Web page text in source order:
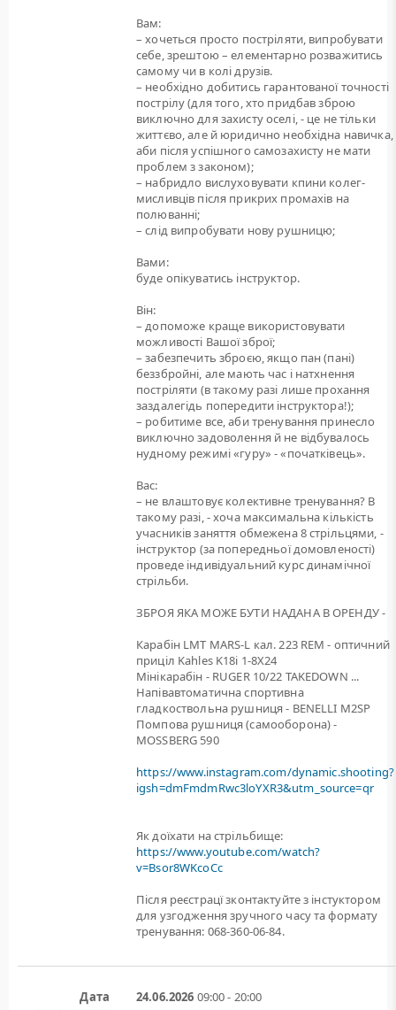
Вам:
– хочеться просто постріляти, випробувати
себе, зрештою – елементарно розважитись
самому чи в колі друзів.
– необхідно добитись гарантованої точності
пострілу (для того, хто придбав зброю
виключно для захисту оселі, - це не тільки
життєво, але й юридично необхідна навичка,
аби після успішного самозахисту не мати
проблем з законом);
– набридло вислуховувати кпини колег-
мисливців після прикрих промахів на
полюванні;
– слід випробувати нову рушницю;
Вами:
буде опікуватись інструктор.
Він:
– допоможе краще використовувати
можливості Вашої зброї;
– забезпечить зброєю, якщо пан (пані)
беззбройні, але мають час і натхнення
постріляти (в такому разі лише прохання
заздалегідь попередити інструктора!);
– робитиме все, аби тренування принесло
виключно задоволення й не відбувалось
нудному режимі «гуру» - «початківець».
Вас:
– не влаштовує колективне тренування? В
такому разі, - хоча максимальна кількість
учасників заняття обмежена 8 стрільцями, -
інструктор (за попередньої домовленості)
проведе індивідуальний курс динамічної
стрільби.
ЗБРОЯ ЯКА МОЖЕ БУТИ НАДАНА В ОРЕНДУ -
Карабін LMT MARS-L кал. 223 REM - оптичний
приціл Kahles K18i 1-8X24
Мінікарабін - RUGER 10/22 TAKEDOWN ...
Напівавтоматична спортивна
гладкоствольна рушниця - BENELLI M2SP
Помпова рушниця (самооборона) -
MOSSBERG 590
https://www.instagram.com/dynamic.shooting?
igsh=dmFmdmRwc3loYXR3&utm_source=qr
Як доїхати на стрільбище:
https://www.youtube.com/watch?
v=Bsor8WKcoCc
Після реєстрацї зконтактуйте з інстуктором
для узгодження зручного часу та формату
тренування: 068-360-06-84.
Дата
24.06.2026 09:00 - 20:00